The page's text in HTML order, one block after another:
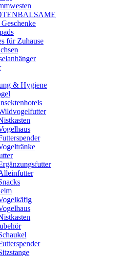
für Zuhause
& Hygiene